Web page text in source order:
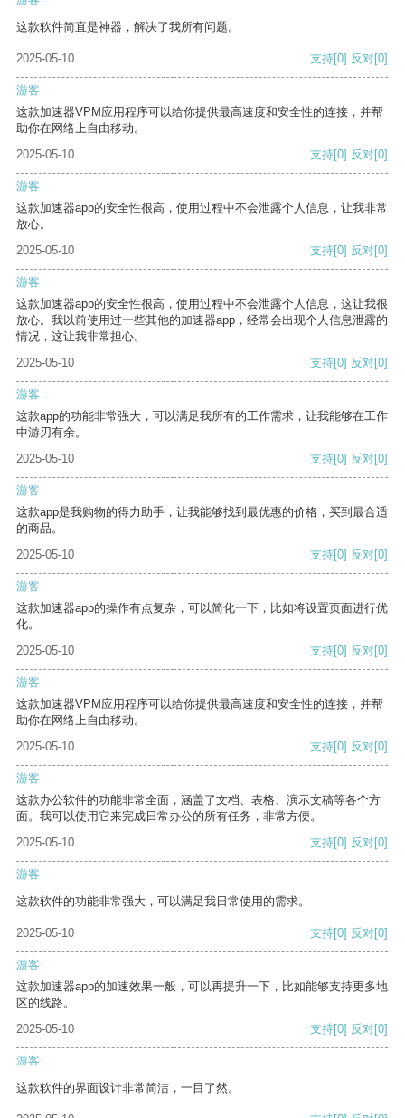
这款软件简直是神器，解决了我所有问题。
2025-05-10 支持[0] 反对[0]
游客
这款加速器VPM应用程序可以给你提供最高速度和安全性的连接，并帮
助你在网络上自由移动。
2025-05-10
支持[0] 反对[0]
游客
这款加速器app的安全性很高，使用过程中不会泄露个人信息，让我非常
放心。
2025-05-10
支持[0] 反对[0]
游客
这款加速器app的安全性很高，使用过程中不会泄露个人信息，这让我很
放心。我以前使用过一些其他的加速器app，经常会出现个人信息泄露的
情况，这让我非常担心。
2025-05-10
支持[0] 反对[0]
游客
这款app的功能非常强大，可以满足我所有的工作需求，让我能够在工作
中游刃有余。
2025-05-10
支持[0] 反对[0]
游客
这款app是我购物的得力助手，让我能够找到最优惠的价格，买到最合适
的商品。
2025-05-10
支持[0] 反对[0]
游客
这款加速器app的操作有点复杂，可以简化一下，比如将设置页面进行优
化。
2025-05-10
支持[0] 反对[0]
游客
这款加速器VPM应用程序可以给你提供最高速度和安全性的连接，并帮
助你在网络上自由移动。
2025-05-10
支持[0] 反对[0]
游客
这款办公软件的功能非常全面，涵盖了文档、表格、演示文稿等各个方
面。我可以使用它来完成日常办公的所有任务，非常方便。
2025-05-10
支持[0] 反对[0]
游客
这款软件的功能非常强大，可以满足我日常使用的需求。
2025-05-10 支持[0] 反对[0]
游客
这款加速器app的加速效果一般，可以再提升一下，比如能够支持更多地
区的线路。
2025-05-10
支持[0] 反对[0]
游客
这款软件的界面设计非常简洁，一目了然。